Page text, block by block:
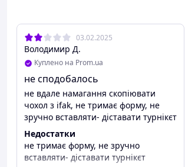
Благодаря добавленной велкро панели
моментально достать жгут, свернутый
положение, и очень быстро применить
драгоценные секунды в критических
совместимости с итогом жгут (Combat
Tourniquet) должен быть свернут в
«Улитка».
Модульная система крепления позволяет
устанавливать на MOLLE-платформы,
поясные ремни.
03.02.2025
Володимир Д.
Куплено на Prom.ua
не сподобалось
не вдале намагання скопіювати
чохол з ifak, не тримає форму, не
зручно вставляти- діставати турнікєт
Недостатки
не тримає форму, не зручно
вставляти- діставати турнікєт